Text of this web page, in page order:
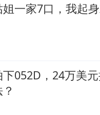
一家7口，我起
052D，24万美